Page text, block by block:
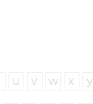
u v w x y